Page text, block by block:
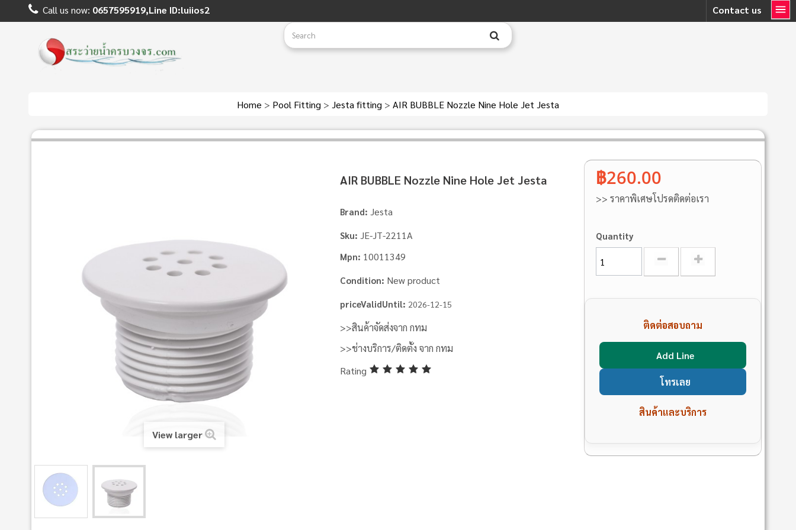
Contact us
Call us now: 0657595919,Line ID:luiios2
Home > Pool Fitting > Jesta fitting > AIR BUBBLE Nozzle Nine Hole Jet Jesta
View larger
AIR BUBBLE Nozzle Nine Hole Jet Jesta
Brand: Jesta
Sku: JE-JT-2211A
Mpn: 10011349
Condition: New product
priceValidUntil: 2026-12-15
>>สินค้าจัดส่งจาก กทม
>>ช่างบริการ/ติดตั้ง จาก กทม
Rating
฿260.00
>> ราคาพิเศษโปรดติดต่อเรา
Quantity
ติดต่อสอบถาม
Add Line
โทรเลย
สินค้าและบริการ